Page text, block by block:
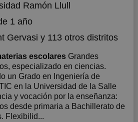
Ramón Llull
1 año
Gervasi y 113 otros distritos
escolares Grandes
especializado en ciencias.
un Grado en Ingeniería de
en la Universidad de la Salle
y vocación por la enseñanza:
desde primaria a Bachillerato de
Flexibilid...